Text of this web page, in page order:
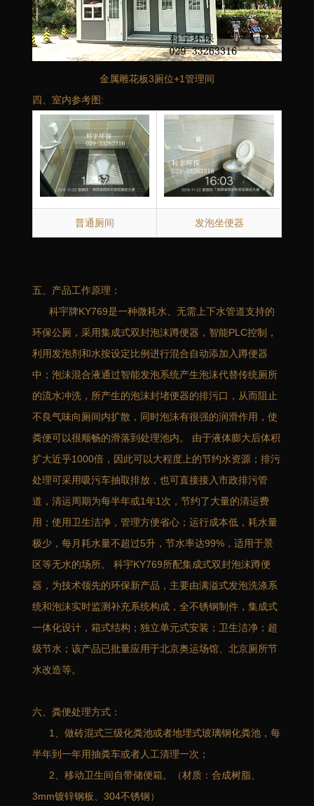
金属雕花板3厕位+1管理间
四、室内参考图:
普通厕间 发泡坐便器
五、产品工作原理：
科宇牌KY769是一种微耗水、无需上下水管道支持的
环保公厕，采用集成式双封泡沫蹲便器，智能PLC控制，
利用发泡剂和水按设定比例进行混合自动添加入蹲便器
中；泡沫混合液通过智能发泡系统产生泡沫代替传统厕所
的流水冲洗，所产生的泡沫封堵便器的排污口，从而阻止
不良气味向厕间内扩散，同时泡沫有很强的润滑作用，使
粪便可以很顺畅的滑落到处理池内。 由于液体膨大后体积
扩大近乎1000倍，因此可以大程度上的节约水资源；排污
处理可采用吸污车抽取排放，也可直接接入市政排污管
道，清运周期为每半年或1年1次，节约了大量的清运费
用；使用卫生洁净，管理方便省心；运行成本低，耗水量
极少，每月耗水量不超过5升，节水率达99%，适用于景
区等无水的场所。 科宇KY769所配集成式双封泡沫蹲便
器，为技术领先的环保新产品，主要由满溢式发泡洗涤系
统和泡沫实时监测补充系统构成，全不锈钢制件，集成式
一体化设计，箱式结构；独立单元式安装；卫生洁净；超
级节水；该产品已批量应用于北京奥运场馆、北京厕所节
水改造等。
六、粪便处理方式：
1、做砖混式三级化粪池或者地埋式玻璃钢化粪池，每
半年到一年用抽粪车或者人工清理一次；
2、移动卫生间自带储便箱。（材质：合成树脂、
3mm镀锌钢板、304不锈钢）